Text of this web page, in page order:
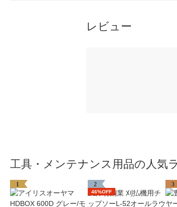
レビュー
工具・メンテナンス用品の人気
1 2
46%OFF
3